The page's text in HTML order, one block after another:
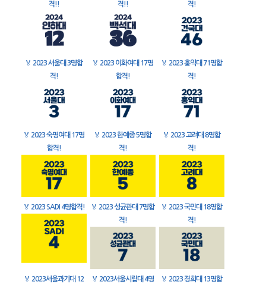
격!!
격!!
격!
🏅 2023 서울대 3명합
격!
🏅 2023 이화여대 17명
합격!
🏅 2023 홍익대 71명합
격!
🏅 2023 숙명여대 17명
합격!
🏅 2023 한예종 5명합
격!
🏅 2023 고려대 8명합
격!
🏅 2023 SADI 4명합격! 🏅 2023 성균관대 7명합
격!
🏅 2023 국민대 18명합
격!
🏅 2023서울과기대 12
🏅 2023서울시립대 4명
🏅 2023 경희대 13명합